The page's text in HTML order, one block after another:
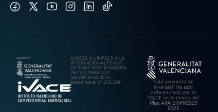
AJUDES A L’IMPULS A LA
INTERNACIONALITZACIÓ
DE PIMES EXPORTADORES
DE LA COMUNITAT
VALENCIANA 2025.
Import rebut: 31.278,27€
Este proyecto de
inversión ha sido
cofinanciado por el
IVACE en el marco del
Plan ARA EMPRESES
2025